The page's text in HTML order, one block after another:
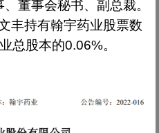
董事会秘书、副总裁。
丰持有翰宇药业股票数
总股本的0.06%。